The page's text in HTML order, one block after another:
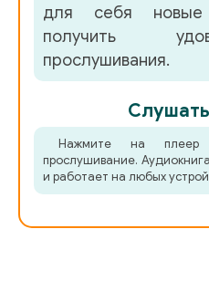
для себя новые
получить
прослушивания.
Нажмите на плеер
прослушивание.
и работает на любых